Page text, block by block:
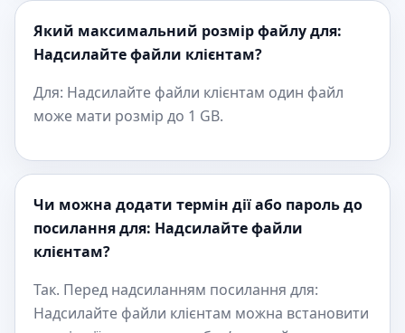
Який максимальний розмір файлу для:
Надсилайте файли клієнтам?
Для: Надсилайте файли клієнтам один файл
може мати розмір до 1 GB.
Чи можна додати термін дії або пароль до
посилання для: Надсилайте файли
клієнтам?
Так. Перед надсиланням посилання для:
Надсилайте файли клієнтам можна встановити